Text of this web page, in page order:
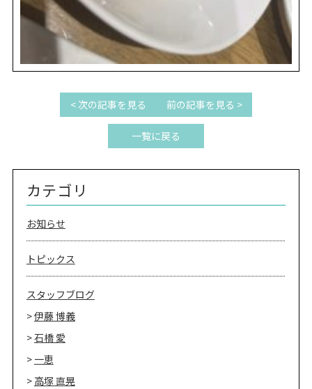
< 次の記事を見る
一覧に戻る
前の記事を見る >
カテゴリ
お知らせ
トピックス
スタッフブログ
伊藤 博義
石橋 愛
一恵
高塚 直晃